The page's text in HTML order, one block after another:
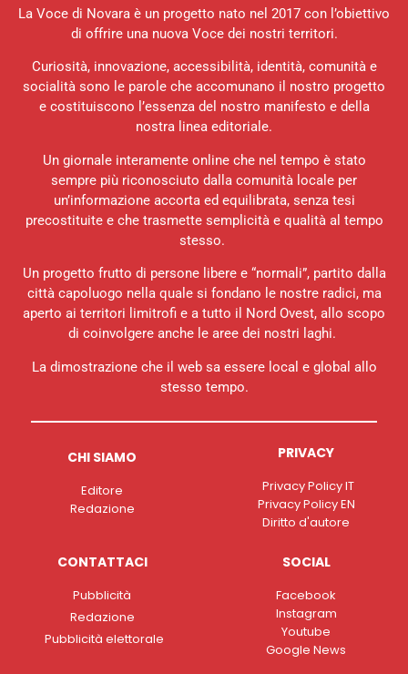
La Voce di Novara è un progetto nato nel 2017 con l’obiettivo
di offrire una nuova Voce dei nostri territori.
Curiosità, innovazione, accessibilità, identità, comunità e
socialità sono le parole che accomunano il nostro progetto
e costituiscono l’essenza del nostro manifesto e della
nostra linea editoriale.
Un giornale interamente online che nel tempo è stato
sempre più riconosciuto dalla comunità locale per
un’informazione accorta ed equilibrata, senza tesi
precostituite e che trasmette semplicità e qualità al tempo
stesso.
Un progetto frutto di persone libere e “normali”, partito dalla
città capoluogo nella quale si fondano le nostre radici, ma
aperto ai territori limitrofi e a tutto il Nord Ovest, allo scopo
di coinvolgere anche le aree dei nostri laghi.
La dimostrazione che il web sa essere local e global allo
stesso tempo.
CHI SIAMO
Editore
Redazione
PRIVACY
Privacy Policy IT
Privacy Policy EN
Diritto d'autore
CONTATTACI
Pubblicità
Redazione
Pubblicità elettorale
SOCIAL
Facebook
Instagram
Youtube
Google News